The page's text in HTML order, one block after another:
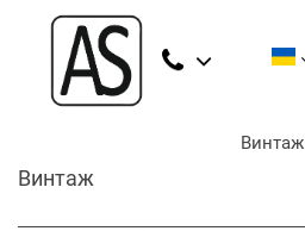
Винтаж
Винтаж